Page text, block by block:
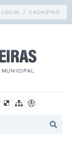
LOGIN / CADASTRO